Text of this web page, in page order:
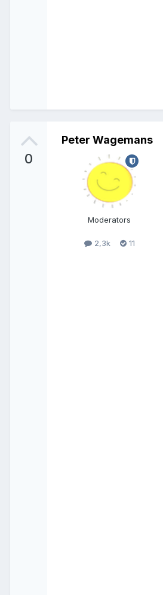
0
Peter Wagemans
Moderators
2,3k 11